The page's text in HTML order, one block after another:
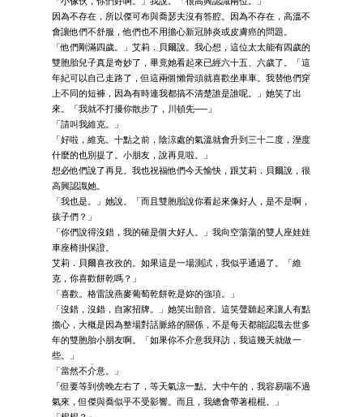
因為不存在，所以傑可布與喬瑟夫沒有答腔。因為不存在，高溫不
會讓他們不舒服，他們也不用擔心新冠肺炎或皮膚癌的問題。
「他們剛滿四歲。」艾莉．貝爾說。我心想，這位太太能有四歲的
雙胞胎兒子真是奇妙了，畢竟她看起來已經六十五、六歲了。「這
年紀可以自己走路了，但這兩個懶骨頭就喜歡坐車車。我替他們穿
上不同的短褲，因為有時連我都搞不清楚誰是誰呢。」她笑了出
來。「我就不打擾你散步了，川頓先──」
「請叫我維克。」
「好啦，維克。十點之前，陰涼處的氣溫就會升到三十二度，溼度
什麼的也別提了。小朋友，說再見啦。」
想必他們說了再見。我也祝福他們今天愉快，跟艾莉．貝爾說，很
高興認識她。
「我也是。」她說。「而且雙胞胎說你看起來像好人，是不是啊，
孩子們？」
「你們說得沒錯，我的確是個大好人。」我向空蕩蕩的雙人座娃娃
車座椅掛保證。
艾莉．貝爾喜孜孜的。如果這是一場測試，我似乎通過了。「維
克，你喜歡餅乾嗎？」
「喜歡。格雷說燕麥葡萄乾餅乾是妳的強項。」
「沒錯，沒錯，自家招牌。」她笑出顫音。這笑聲聽起來讓人有點
擔心，大概是因為整場對話脈絡的關係，不是每天都能認識去世多
年的雙胞胎小朋友啊。「如果你不介意我拜訪，我這幾天就做一
些。」
「當然不介意。」
「但要等到傍晚左右了，等天氣涼一點。大中午的，我容易喘不過
氣來，但傑與喬似乎不受影響。而且，我總會帶著棍棍。」